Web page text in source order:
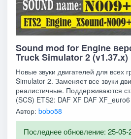
Sound mod for Engine
Truck Simulator 2 (v1.37.x)
Новые звуки двигателей для всех
Simulator 2. Заменяет все звуки
реалистичные. Поддерживаются
(SCS) ETS2: DAF XF DAF
Автор:bobo58
Последнее обновление: 25-05-